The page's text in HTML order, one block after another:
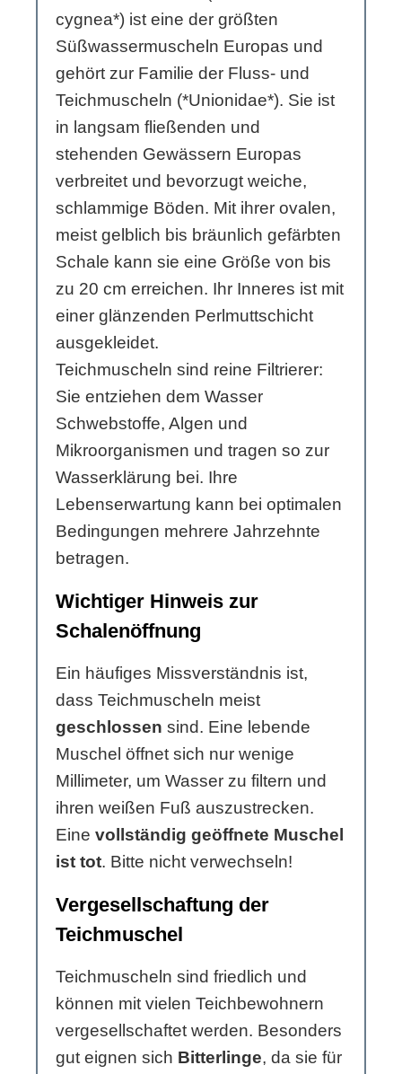
cygnea*) ist eine der größten
Süßwassermuscheln Europas und
gehört zur Familie der Fluss- und
Teichmuscheln (*Unionidae*). Sie ist
in langsam fließenden und
stehenden Gewässern Europas
verbreitet und bevorzugt weiche,
schlammige Böden. Mit ihrer ovalen,
meist gelblich bis bräunlich gefärbten
Schale kann sie eine Größe von bis
zu 20 cm erreichen. Ihr Inneres ist mit
einer glänzenden Perlmuttschicht
ausgekleidet.
Teichmuscheln sind reine Filtrierer:
Sie entziehen dem Wasser
Schwebstoffe, Algen und
Mikroorganismen und tragen so zur
Wasserklärung bei. Ihre
Lebenserwartung kann bei optimalen
Bedingungen mehrere Jahrzehnte
betragen.
Wichtiger Hinweis zur
Schalenöffnung
Ein häufiges Missverständnis ist,
dass Teichmuscheln meist
geschlossen sind. Eine lebende
Muschel öffnet sich nur wenige
Millimeter, um Wasser zu filtern und
ihren weißen Fuß auszustrecken.
Eine vollständig geöffnete Muschel
ist tot. Bitte nicht verwechseln!
Vergesellschaftung der
Teichmuschel
Teichmuscheln sind friedlich und
können mit vielen Teichbewohnern
vergesellschaftet werden. Besonders
gut eignen sich Bitterlinge, da sie für